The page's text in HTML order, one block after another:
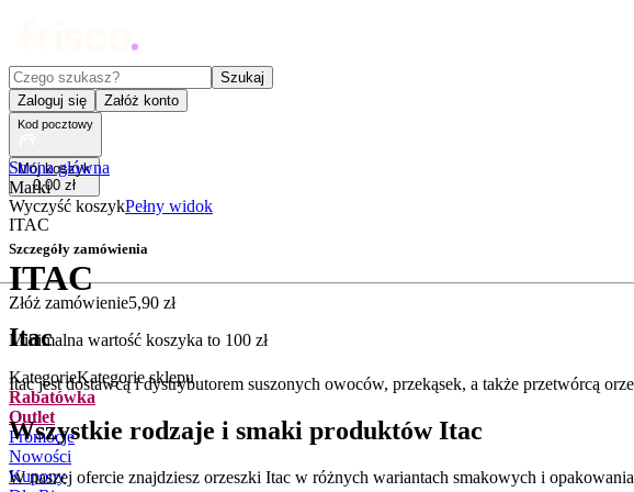
Czego szukasz?
Szukaj
Zaloguj się
Załóż konto
Kod pocztowy
Mój koszyk
0,00 zł
Wyczyść koszykPełny widok
Szczegóły zamówienia
Złóż zamówienie5,90 zł
Minimalna wartość koszyka to 100 zł
KategorieKategorie sklepu
Rabatówka
Outlet
Promocje
Nowości
Kupony
Strona główna
Marki
ITAC
ITAC
Itac
Itac jest dostawcą i dystrybutorem suszonych owoców, przekąsek, a także przetwórcą
Wszystkie rodzaje i smaki produktów Itac
W naszej ofercie znajdziesz orzeszki Itac w różnych wariantach smakowych i